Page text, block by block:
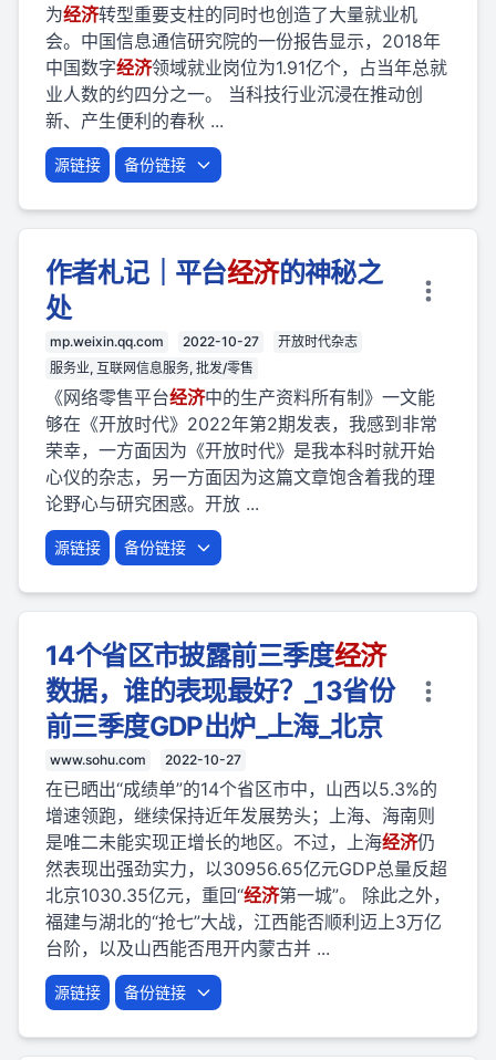
为经济转型重要支柱的同时也创造了大量就业机
会。中国信息通信研究院的一份报告显示，2018年
中国数字经济领域就业岗位为1.91亿个，占当年总就
业人数的约四分之一。 当科技行业沉浸在推动创
新、产生便利的春秋 ...
源链接 备份链接
作者札记｜平台经济的神秘之
处
mp.weixin.qq.com 2022-10-27
开放时代杂志
服务业, 互联网信息服务, 批发/零售
《网络零售平台经济中的生产资料所有制》一文能
够在《开放时代》2022年第2期发表，我感到非常
荣幸，一方面因为《开放时代》是我本科时就开始
心仪的杂志，另一方面因为这篇文章饱含着我的理
论野心与研究困惑。开放 ...
源链接 备份链接
14个省区市披露前三季度经济
数据，谁的表现最好？_13省份
前三季度GDP出炉_上海_北京
www.sohu.com 2022-10-27
在已晒出“成绩单”的14个省区市中，山西以5.3%的
增速领跑，继续保持近年发展势头；上海、海南则
是唯二未能实现正增长的地区。不过，上海经济仍
然表现出强劲实力，以30956.65亿元GDP总量反超
北京1030.35亿元，重回“经济第一城”。 除此之外，
福建与湖北的“抢七”大战，江西能否顺利迈上3万亿
台阶，以及山西能否甩开内蒙古并 ...
源链接 备份链接